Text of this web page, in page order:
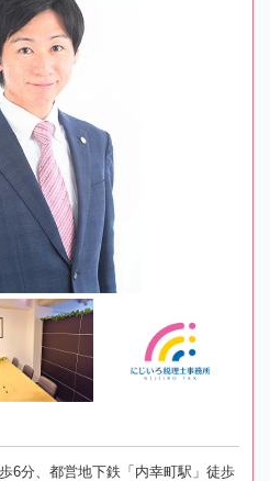
6分、都営地下鉄「内幸町駅」徒歩